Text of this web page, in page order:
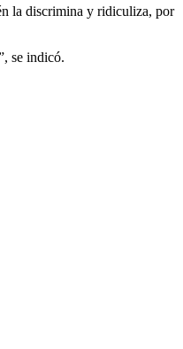
la discrimina y ridiculiza, por
se indicó.